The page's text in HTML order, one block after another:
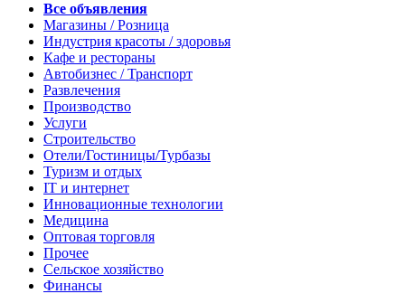
Все объявления
Магазины / Розница
Индустрия красоты / здоровья
Кафе и рестораны
Автобизнес / Транспорт
Развлечения
Производство
Услуги
Строительство
Отели/Гостиницы/Турбазы
Туризм и отдых
IT и интернет
Инновационные технологии
Медицина
Оптовая торговля
Прочее
Сельское хозяйство
Финансы